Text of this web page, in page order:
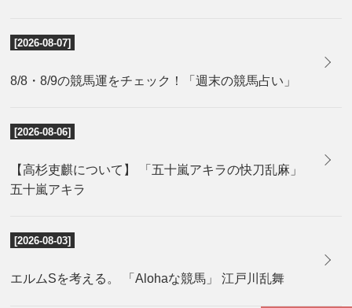
[2026-08-07]
8/8・8/9の競馬運をチェック！「週末の競馬占い」
[2026-08-06]
【高杉吏麒について】 「五十嵐アキラの快刀乱麻」
五十嵐アキラ
[2026-08-03]
エルムSを考える。 「Alohaな競馬」 江戸川乱舞